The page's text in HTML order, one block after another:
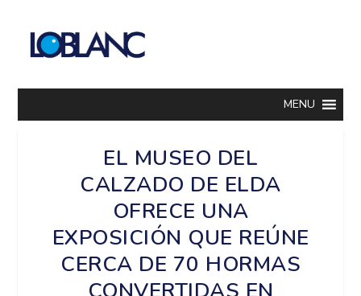
MENU
EL MUSEO DEL
CALZADO DE ELDA
OFRECE UNA
EXPOSICIÓN QUE REÚNE
CERCA DE 70 HORMAS